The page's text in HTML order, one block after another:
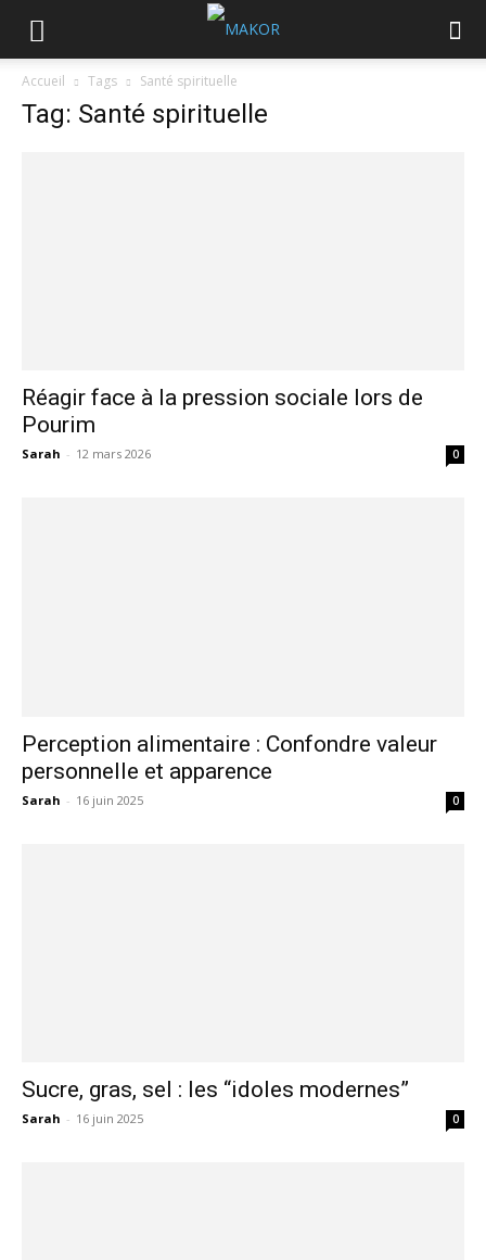
Accueil Tags Santé spirituelle
Tag: Santé spirituelle
Réagir face à la pression sociale lors de
Pourim
Sarah - 12 mars 2026 0
Perception alimentaire : Confondre valeur
personnelle et apparence
Sarah - 16 juin 2025 0
Sucre, gras, sel : les “idoles modernes”
Sarah - 16 juin 2025 0